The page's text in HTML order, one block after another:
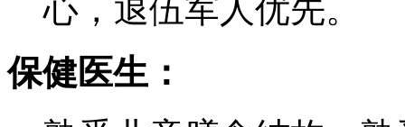
心，退伍军人优先。
保健医生：